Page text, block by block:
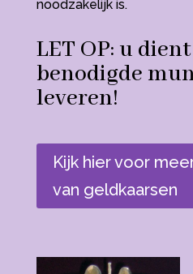
noodzakelijk is.
LET OP: u
benodigde
leveren!
Kijk hier voor
van geldkaarsen